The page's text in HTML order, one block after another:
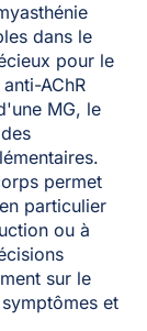
dans le
pour le
AChR
MG, le
permet
particulier
ou à
sur le
et